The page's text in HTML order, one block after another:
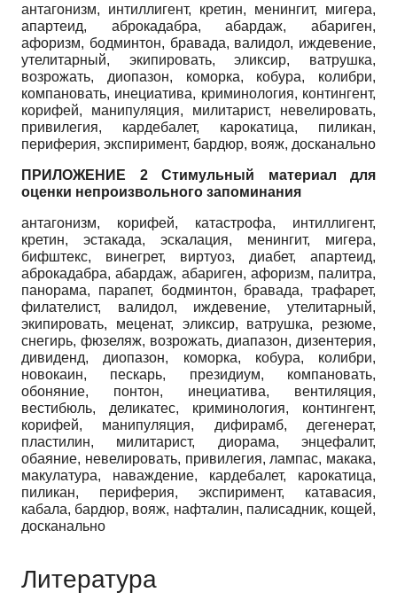
антагонизм, интиллигент, кретин, менингит, мигера,
апартеид, аброкадабра, абардаж, абариген,
афоризм, бодминтон, бравада, валидол, иждевение,
утелитарный, экипировать, эликсир, ватрушка,
возрожать, диопазон, коморка, кобура, колибри,
компановать, инециатива, криминология, контингент,
корифей, манипуляция, милитарист, невелировать,
привилегия, кардебалет, карокатица, пиликан,
периферия, экспиримент, бардюр, вояж, досканально
ПРИЛОЖЕНИЕ 2 Стимульный материал для
оценки непроизвольного запоминания
антагонизм, корифей, катастрофа, интиллигент,
кретин, эстакада, эскалация, менингит, мигера,
бифштекс, винегрет, виртуоз, диабет, апартеид,
аброкадабра, абардаж, абариген, афоризм, палитра,
панорама, парапет, бодминтон, бравада, трафарет,
филателист, валидол, иждевение, утелитарный,
экипировать, меценат, эликсир, ватрушка, резюме,
снегирь, фюзеляж, возрожать, диапазон, дизентерия,
дивиденд, диопазон, коморка, кобура, колибри,
новокаин, пескарь, президиум, компановать,
обоняние, понтон, инециатива, вентиляция,
вестибюль, деликатес, криминология, контингент,
корифей, манипуляция, дифирамб, дегенерат,
пластилин, милитарист, диорама, энцефалит,
обаяние, невелировать, привилегия, лампас, макака,
макулатура, наваждение, кардебалет, карокатица,
пиликан, периферия, экспиримент, катавасия,
кабала, бардюр, вояж, нафталин, палисадник, кощей,
досканально
Литература